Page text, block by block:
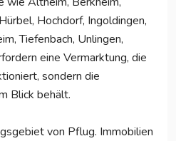
Hochdorf, Ingoldingen,
Tiefenbach, Unlingen,
eine Vermarktung, die
sondern die
Blick behält.
von Pflug. Immobilien